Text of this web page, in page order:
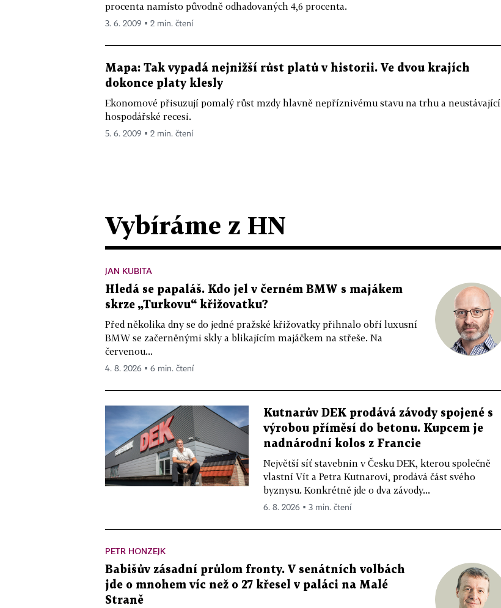
procenta namísto původně odhadovaných 4,6 procenta.
3. 6. 2009 ▪ 2 min. čtení
Mapa: Tak vypadá nejnižší růst platů v historii. Ve dvou krajích
dokonce platy klesly
Ekonomové přisuzují pomalý růst mzdy hlavně nepříznivému stavu na trhu a neustávající
hospodářské recesi.
5. 6. 2009 ▪ 2 min. čtení
Vybíráme z HN
JAN KUBITA
Hledá se papaláš. Kdo jel v černém BMW s majákem
skrze „Turkovu“ křižovatku?
Před několika dny se do jedné pražské křižovatky přihnalo obří luxusní
BMW se začerněnými skly a blikajícím majáčkem na střeše. Na
červenou...
4. 8. 2026 ▪ 6 min. čtení
Kutnarův DEK prodává závody spojené s
výrobou příměsí do betonu. Kupcem je
nadnárodní kolos z Francie
Největší síť stavebnin v Česku DEK, kterou společně
vlastní Vít a Petra Kutnarovi, prodává část svého
byznysu. Konkrétně jde o dva závody...
6. 8. 2026 ▪ 3 min. čtení
PETR HONZEJK
Babišův zásadní průlom fronty. V senátních volbách
jde o mnohem víc než o 27 křesel v paláci na Malé
Straně